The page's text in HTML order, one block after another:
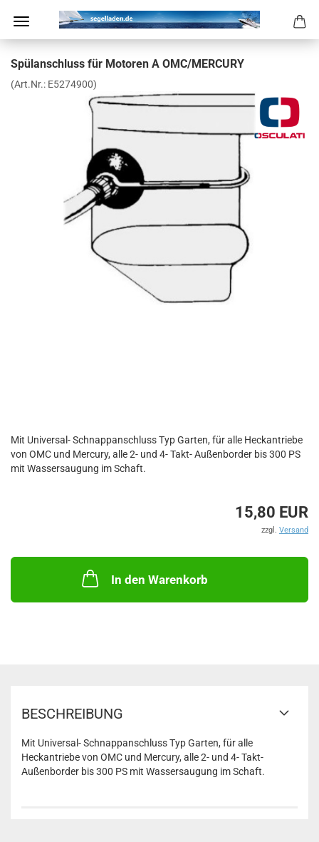
Spül­an­schluss für Mo­to­ren A OMC/MER­CU­RY
(Art.Nr.: E5274900)
Mit Universal- Schnappanschluss Typ Garten, für alle Heckantriebe
von OMC und Mercury, alle 2- und 4- Takt- Außenborder bis 300 PS
mit Wassersaugung im Schaft.
15,80 EUR
zzgl. Versand
In den Warenkorb
BESCHREIBUNG
Mit Universal- Schnappanschluss Typ Garten, für alle
Heckantriebe von OMC und Mercury, alle 2- und 4- Takt-
Außenborder bis 300 PS mit Wassersaugung im Schaft.